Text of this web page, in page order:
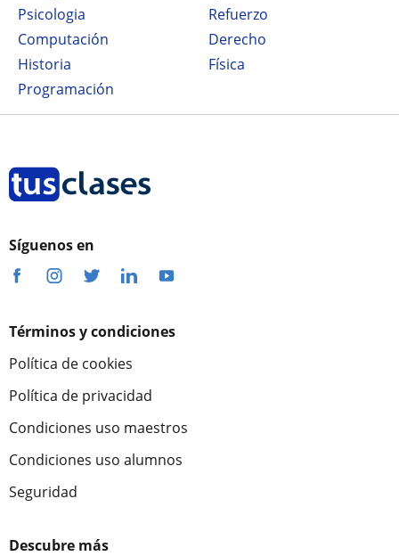
Psicologia
Refuerzo
Computación
Derecho
Historia
Física
Programación
Síguenos en
Términos y condiciones
Política de cookies
Política de privacidad
Condiciones uso maestros
Condiciones uso alumnos
Seguridad
Descubre más